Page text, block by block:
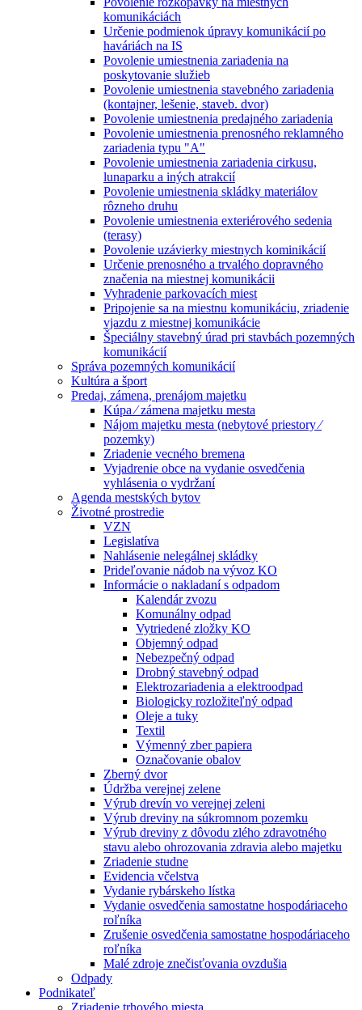
komunikáciách
Určenie podmienok úpravy komunikácií po
haváriách na IS
Povolenie umiestnenia zariadenia na
poskytovanie služieb
Povolenie umiestnenia stavebného zariadenia
(kontajner, lešenie, staveb. dvor)
Povolenie umiestnenia predajného zariadenia
Povolenie umiestnenia prenosného reklamného
zariadenia typu "A"
Povolenie umiestnenia zariadenia cirkusu,
lunaparku a iných atrakcií
Povolenie umiestnenia skládky materiálov
rôzneho druhu
Povolenie umiestnenia exteriérového sedenia
(terasy)
Povolenie uzávierky miestnych kominikácií
Určenie prenosného a trvalého dopravného
značenia na miestnej komunikácii
Vyhradenie parkovacích miest
Pripojenie sa na miestnu komunikáciu, zriadenie
vjazdu z miestnej komunikácie
Špeciálny stavebný úrad pri stavbách pozemných
komunikácií
Správa pozemných komunikácií
Kultúra a šport
Predaj, zámena, prenájom majetku
Kúpa ⁄ zámena majetku mesta
Nájom majetku mesta (nebytové priestory ⁄
pozemky)
Zriadenie vecného bremena
Vyjadrenie obce na vydanie osvedčenia
vyhlásenia o vydržaní
Agenda mestských bytov
Životné prostredie
VZN
Legislatíva
Nahlásenie nelegálnej skládky
Prideľovanie nádob na vývoz KO
Informácie o nakladaní s odpadom
Kalendár zvozu
Komunálny odpad
Vytriedené zložky KO
Objemný odpad
Nebezpečný odpad
Drobný stavebný odpad
Elektrozariadenia a elektroodpad
Biologicky rozložiteľný odpad
Oleje a tuky
Textil
Výmenný zber papiera
Označovanie obalov
Zberný dvor
Údržba verejnej zelene
Výrub drevín vo verejnej zeleni
Výrub dreviny na súkromnom pozemku
Výrub dreviny z dôvodu zlého zdravotného
stavu alebo ohrozovania zdravia alebo majetku
Zriadenie studne
Evidencia včelstva
Vydanie rybárskeho lístka
Vydanie osvedčenia samostatne hospodáriaceho
roľníka
Zrušenie osvedčenia samostatne hospodáriaceho
roľníka
Malé zdroje znečisťovania ovzdušia
Odpady
Podnikateľ
Zriadenie trhového miesta